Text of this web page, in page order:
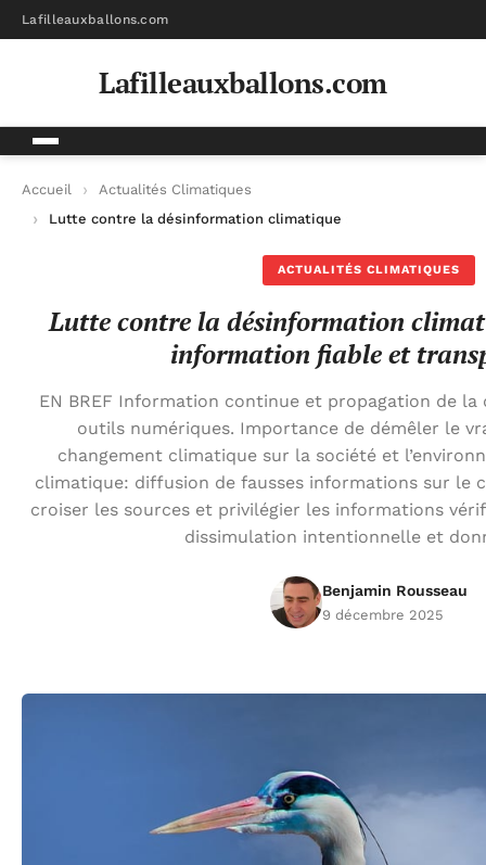
Lafilleauxballons.com
Lafilleauxballons.com
Accueil
Actualités Climatiques
Lutte contre la désinformation climatique : assurer une
ACTUALITÉS CLIMATIQUES
Lutte contre la désinformation
information fiable et
EN BREF Information continue et propagation de
outils numériques. Importance de démêler le
changement climatique sur la société et
climatique: diffusion de fausses informations sur le
croiser les sources et privilégier les informations
dissimulation intentionnelle et
Benjamin Rousseau
9 décembre 2025